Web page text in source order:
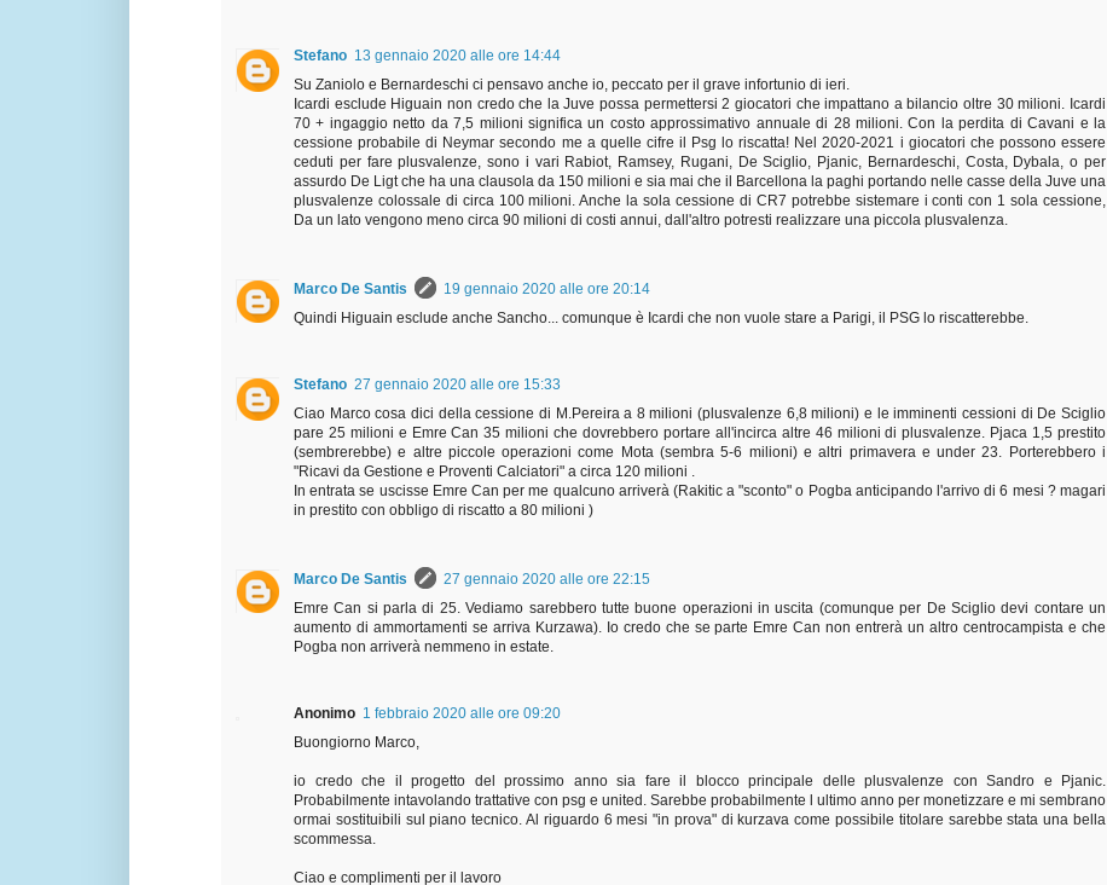
Stefano 13 gennaio 2020 alle ore 14:44
Su Zaniolo e Bernardeschi ci pensavo anche io, peccato per il grave infortunio di ieri.
Icardi esclude Higuain non credo che la Juve possa permettersi 2 giocatori che impattano a bilancio oltre 30 milioni. Icardi
70 + ingaggio netto da 7,5 milioni significa un costo approssimativo annuale di 28 milioni. Con la perdita di Cavani e la
cessione probabile di Neymar secondo me a quelle cifre il Psg lo riscatta! Nel 2020-2021 i giocatori che possono essere
ceduti per fare plusvalenze, sono i vari Rabiot, Ramsey, Rugani, De Sciglio, Pjanic, Bernardeschi, Costa, Dybala, o per
assurdo De Ligt che ha una clausola da 150 milioni e sia mai che il Barcellona la paghi portando nelle casse della Juve una
plusvalenze colossale di circa 100 milioni. Anche la sola cessione di CR7 potrebbe sistemare i conti con 1 sola cessione,
Da un lato vengono meno circa 90 milioni di costi annui, dall'altro potresti realizzare una piccola plusvalenza.
Marco De Santis
19 gennaio 2020 alle ore 20:14
Quindi Higuain esclude anche Sancho... comunque è Icardi che non vuole stare a Parigi, il PSG lo riscatterebbe.
Stefano 27 gennaio 2020 alle ore 15:33
Ciao Marco cosa dici della cessione di M.Pereira a 8 milioni (plusvalenze 6,8 milioni) e le imminenti cessioni di De Sciglio
pare 25 milioni e Emre Can 35 milioni che dovrebbero portare all'incirca altre 46 milioni di plusvalenze. Pjaca 1,5 prestito
(sembrerebbe) e altre piccole operazioni come Mota (sembra 5-6 milioni) e altri primavera e under 23. Porterebbero i
"Ricavi da Gestione e Proventi Calciatori" a circa 120 milioni .
In entrata se uscisse Emre Can per me qualcuno arriverà (Rakitic a "sconto" o Pogba anticipando l'arrivo di 6 mesi ? magari
in prestito con obbligo di riscatto a 80 milioni )
Marco De Santis
27 gennaio 2020 alle ore 22:15
Emre Can si parla di 25. Vediamo sarebbero tutte buone operazioni in uscita (comunque per De Sciglio devi contare un
aumento di ammortamenti se arriva Kurzawa). Io credo che se parte Emre Can non entrerà un altro centrocampista e che
Pogba non arriverà nemmeno in estate.
Anonimo 1 febbraio 2020 alle ore 09:20
Buongiorno Marco,
io credo che il progetto del prossimo anno sia fare il blocco principale delle plusvalenze con Sandro e Pjanic.
Probabilmente intavolando trattative con psg e united. Sarebbe probabilmente l ultimo anno per monetizzare e mi sembrano
ormai sostituibili sul piano tecnico. Al riguardo 6 mesi "in prova" di kurzava come possibile titolare sarebbe stata una bella
scommessa.
Ciao e complimenti per il lavoro